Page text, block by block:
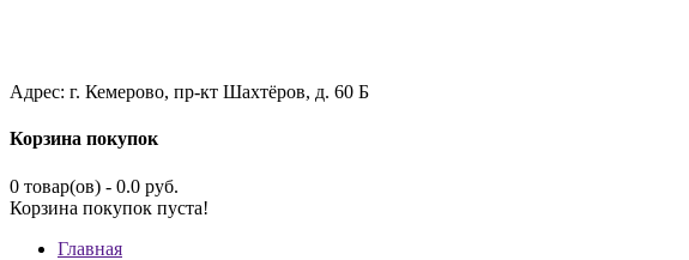
Адрес: г. Кемерово, пр-кт Шахтёров, д. 60 Б
Корзина покупок
0 товар(ов) - 0.0 руб.
Корзина покупок пуста!
Главная